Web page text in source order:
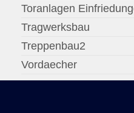
Toranlagen
Tragwerksbau
Treppenbau2
Vordaecher